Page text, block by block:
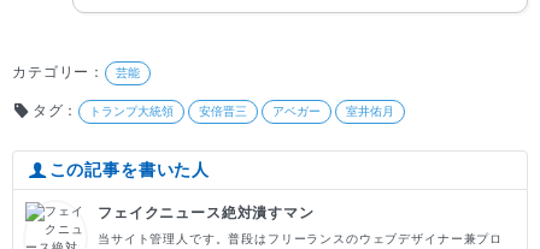
カテゴリー： 芸能
タグ： トランプ大統領 安倍晋三 アベガー 室井佑月
この記事を書いた人
フェイクニュース絶対潰すマン
当サイト管理人です。普段はフリーランスのウェブデザイナー兼プロ